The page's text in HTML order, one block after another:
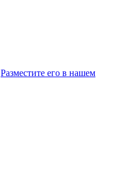
Разместите его в нашем